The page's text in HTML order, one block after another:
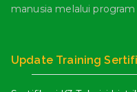
manusia melalui
Update Training